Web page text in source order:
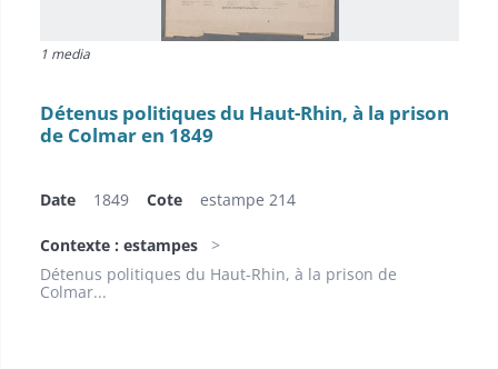
1 media
Détenus politiques du Haut-Rhin, à la prison
de Colmar en 1849
Date 1849 Cote estampe 214
Contexte : estampes
Détenus politiques du Haut-Rhin, à la prison de
Colmar...